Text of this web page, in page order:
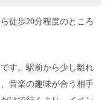
徒歩20分程度のところ
す。駅前から少し離れ
音楽の趣味が合う相手